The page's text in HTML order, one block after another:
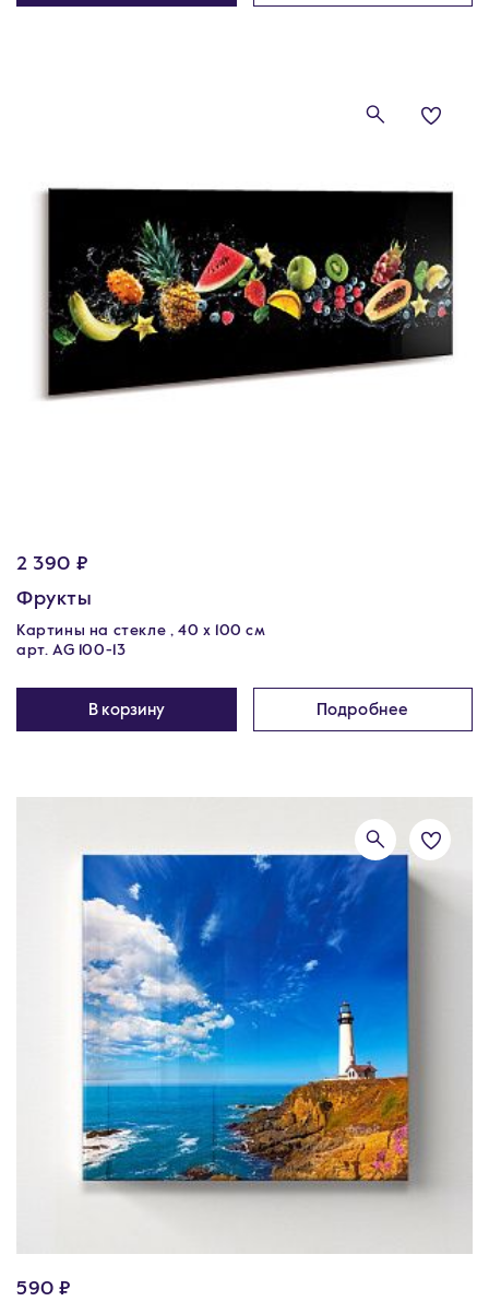
2 390 ₽
Фрукты
Картины на стекле , 40 x 100 см
арт. AG 100-13
В корзину Подробнее
590 ₽